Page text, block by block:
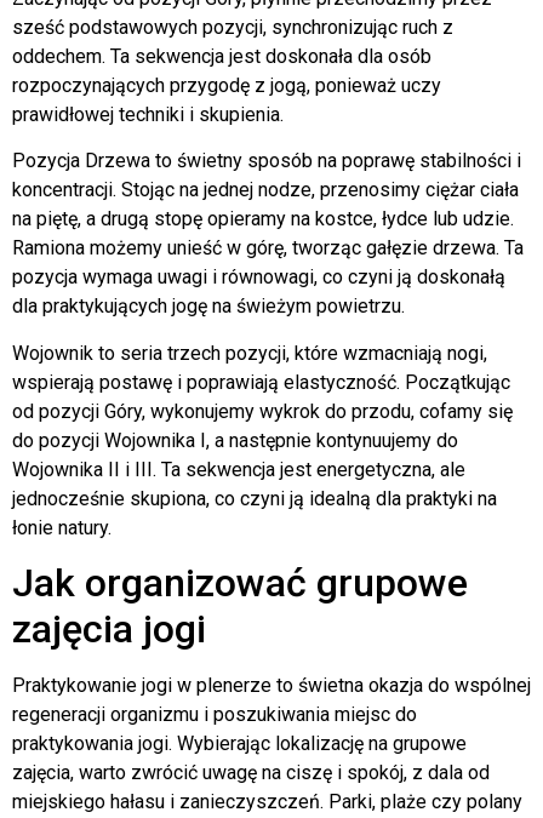
sześć podstawowych pozycji, synchronizując ruch z
oddechem. Ta sekwencja jest doskonała dla osób
rozpoczynających przygodę z jogą, ponieważ uczy
prawidłowej techniki i skupienia.
Pozycja Drzewa to świetny sposób na poprawę stabilności i
koncentracji. Stojąc na jednej nodze, przenosimy ciężar ciała
na piętę, a drugą stopę opieramy na kostce, łydce lub udzie.
Ramiona możemy unieść w górę, tworząc gałęzie drzewa. Ta
pozycja wymaga uwagi i równowagi, co czyni ją doskonałą
dla praktykujących jogę na świeżym powietrzu.
Wojownik to seria trzech pozycji, które wzmacniają nogi,
wspierają postawę i poprawiają elastyczność. Początkując
od pozycji Góry, wykonujemy wykrok do przodu, cofamy się
do pozycji Wojownika I, a następnie kontynuujemy do
Wojownika II i III. Ta sekwencja jest energetyczna, ale
jednocześnie skupiona, co czyni ją idealną dla praktyki na
łonie natury.
Jak organizować grupowe
zajęcia jogi
Praktykowanie jogi w plenerze to świetna okazja do wspólnej
regeneracji organizmu i poszukiwania miejsc do
praktykowania jogi. Wybierając lokalizację na grupowe
zajęcia, warto zwrócić uwagę na ciszę i spokój, z dala od
miejskiego hałasu i zanieczyszczeń. Parki, plaże czy polany